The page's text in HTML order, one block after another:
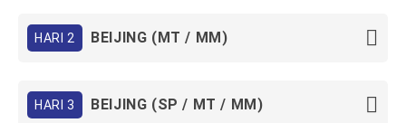
HARI 2 BEIJING (MT / MM)
HARI 3 BEIJING (SP / MT / MM)